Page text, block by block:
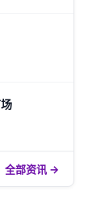
全部资讯 →